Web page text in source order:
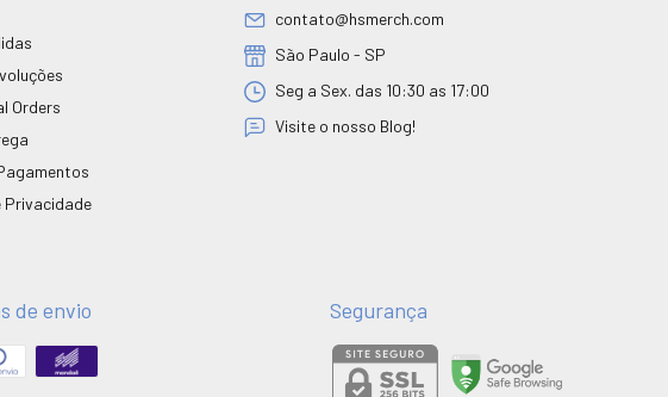
Orders
Privacidade
contato@hsmerch.com
São Paulo - SP
Seg a Sex. das 10:30 as 17:00
Visite o nosso Blog!
de envio Segurança